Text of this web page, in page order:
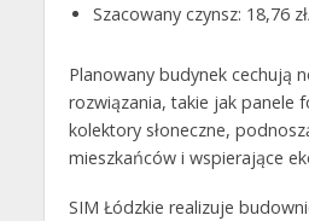
Szacowany czynsz: 18,76
Planowany budynek cechują
rozwiązania, takie jak panele
kolektory słoneczne,
mieszkańców i wspierające
SIM Łódzkie realizuje